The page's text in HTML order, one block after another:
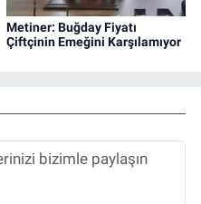
Metiner: Buğday Fiyatı
Çiftçinin Emeğini Karşılamıyor